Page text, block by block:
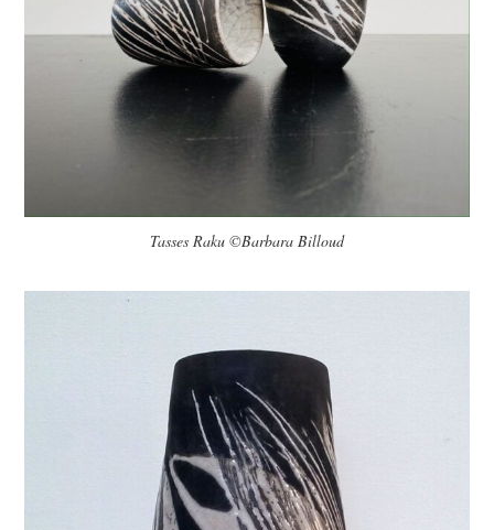
Tasses Raku ©Barbara Billoud